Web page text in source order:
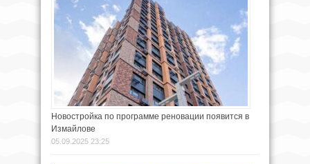
Новостройка по программе реновации появится в
Измайлове
05.09.2025 23:25